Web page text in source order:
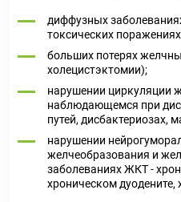
диффузных
токсических
больших потерях
холецистэктомии);
нарушении циркуляции
наблюдающемся при
путей, дисбактериозах,
нарушении
желчеобразования и
заболеваниях ЖКТ -
хроническом дуодените,